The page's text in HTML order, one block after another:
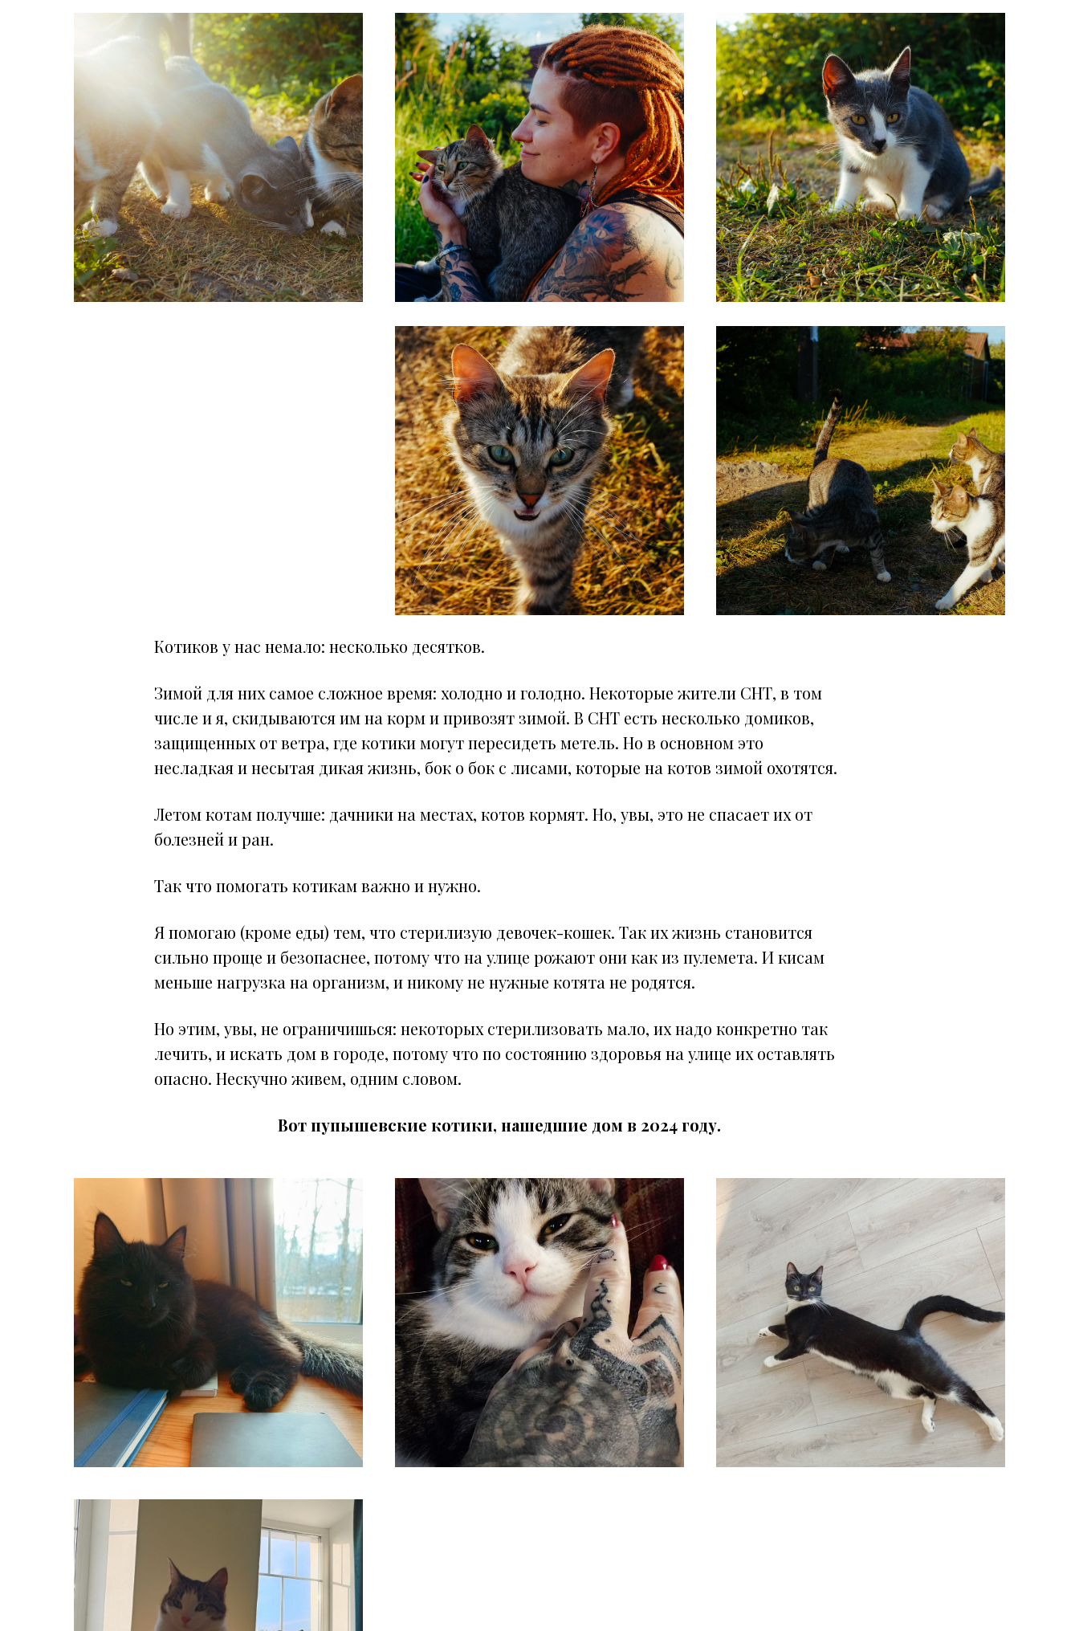
Котиков у нас немало: несколько десятков.
Зимой для них самое сложное время: холодно и голодно. Некоторые жители СНТ, в том
числе и я, скидываются им на корм и привозят зимой. В СНТ есть несколько домиков,
защищенных от ветра, где котики могут пересидеть метель. Но в основном это
несладкая и несытая дикая жизнь, бок о бок с лисами, которые на котов зимой охотятся.
Летом котам получше: дачники на местах, котов кормят. Но, увы, это не спасает их от
болезней и ран.
Так что помогать котикам важно и нужно.
Я помогаю (кроме еды) тем, что стерилизую девочек-кошек. Так их жизнь становится
сильно проще и безопаснее, потому что на улице рожают они как из пулемета. И кисам
меньше нагрузка на организм, и никому не нужные котята не родятся.
Но этим, увы, не ограничишься: некоторых стерилизовать мало, их надо конкретно так
лечить, и искать дом в городе, потому что по состоянию здоровья на улице их оставлять
опасно. Нескучно живем, одним словом.
Вот пупышевские котики, нашедшие дом в 2024 году.